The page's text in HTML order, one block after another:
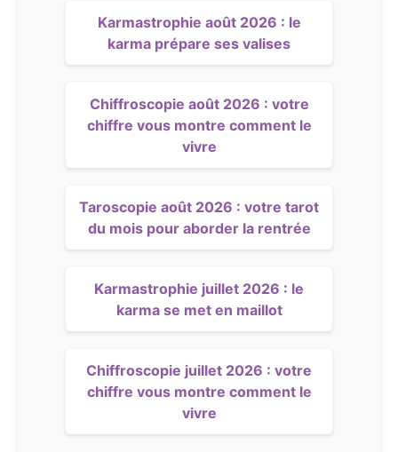
Karmastrophie août 2026 : le
karma prépare ses valises
Chiffroscopie août 2026 : votre
chiffre vous montre comment le
vivre
Taroscopie août 2026 : votre tarot
du mois pour aborder la rentrée
Karmastrophie juillet 2026 : le
karma se met en maillot
Chiffroscopie juillet 2026 : votre
chiffre vous montre comment le
vivre